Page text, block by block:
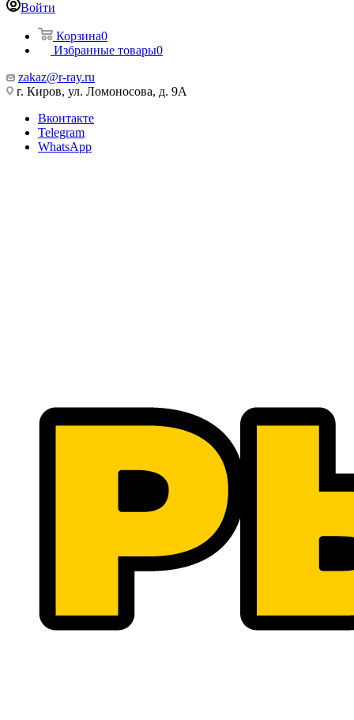
Войти
Корзина0
Избранные товары0
zakaz@r-ray.ru
г. Киров, ул. Ломоносова, д. 9А
Вконтакте
Telegram
WhatsApp